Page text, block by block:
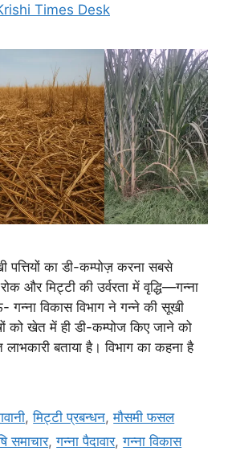
Times Desk
पत्तियों का डी-कम्पोज़ करना सबसे
और मिट्टी की उर्वरता में वृद्धि—गन्ना
गन्ना विकास विभाग ने गन्ने की सूखी
को खेत में ही डी-कम्पोज किए जाने को
बताया है। विभाग का कहना है
,मि‌ट्टी प्रबन्धन,मौसमी फसल
समाचार,गन्ना पैदावार,गन्ना विकास